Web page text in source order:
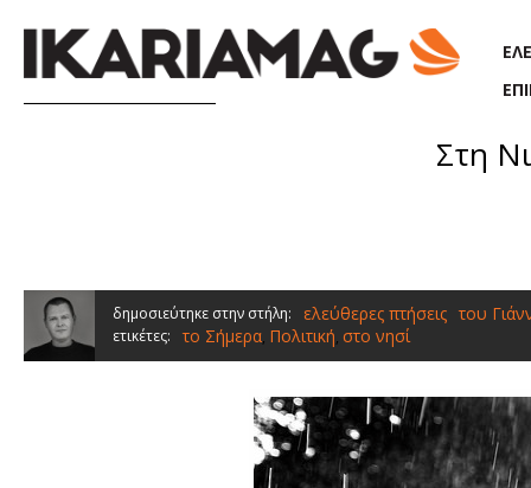
Στη
δημοσιεύτηκε στην στήλη: ελεύθερες πτήσεις του
ετικέτες: το Σήμερα, Πολιτική, στο νησί